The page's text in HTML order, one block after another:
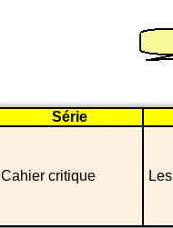
Série
Cahier critique